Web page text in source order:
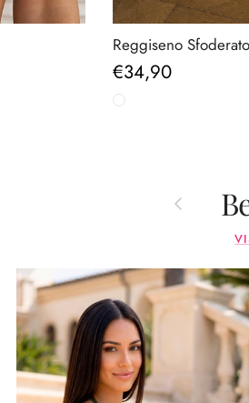
Reggiseno
Prezzo normale
€34,90
Indietro